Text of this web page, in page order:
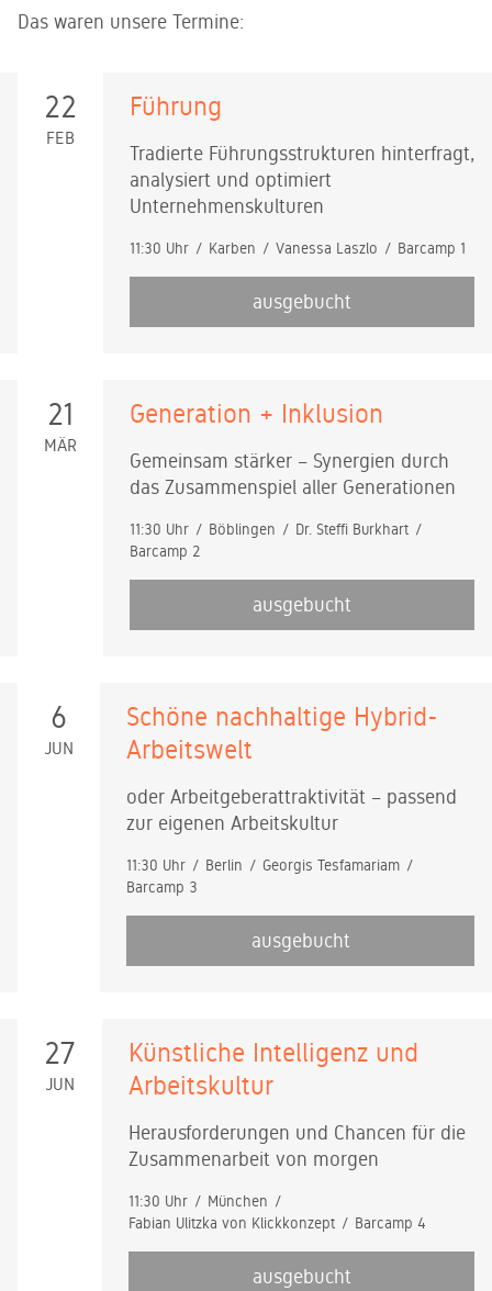
Das waren unsere Termine:
22
FEB
Führung
Tradierte Führungsstrukturen hinterfragt,
analysiert und optimiert
Unternehmenskulturen
11:30 Uhr Karben Vanessa Laszlo Barcamp 1
ausgebucht
21
MÄR
Generation + Inklusion
Gemeinsam stärker – Synergien durch
das Zusammenspiel aller Generationen
11:30 Uhr Böblingen
Dr. Steffi Burkhart
Barcamp 2
ausgebucht
6
JUN
Schöne nachhaltige Hybrid-
Arbeitswelt
oder Arbeitgeberattraktivität – passend
zur eigenen Arbeitskultur
11:30 Uhr Berlin
Georgis Tesfamariam
Barcamp 3
ausgebucht
27
JUN
Künstliche Intelligenz und
Arbeitskultur
Herausforderungen und Chancen für die
Zusammenarbeit von morgen
11:30 Uhr
München
Fabian Ulitzka von Klickkonzept
Barcamp 4
ausgebucht